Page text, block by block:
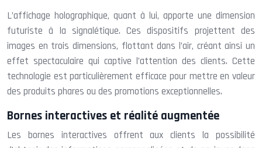
L’affichage holographique, quant à lui, apporte une dimension
futuriste à la signalétique. Ces dispositifs projettent des
images en trois dimensions, flottant dans l’air, créant ainsi un
effet spectaculaire qui captive l’attention des clients. Cette
technologie est particulièrement efficace pour mettre en valeur
des produits phares ou des promotions exceptionnelles.
Bornes interactives et réalité augmentée
Les bornes interactives offrent aux clients la possibilité